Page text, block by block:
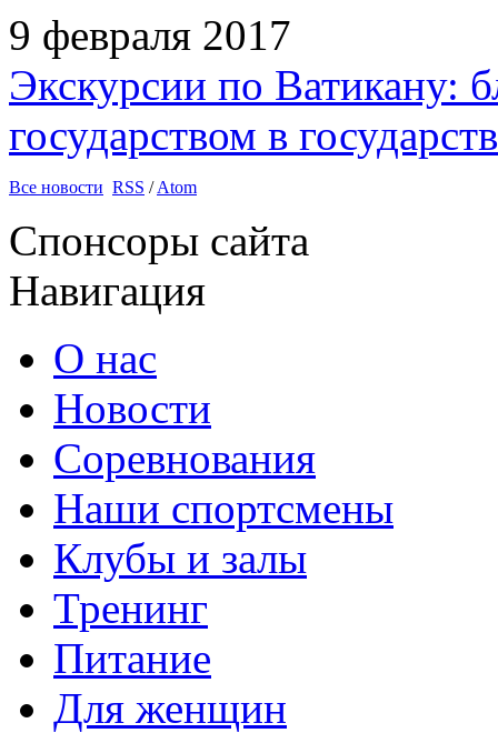
9 февраля 2017
Экскурсии по Ватикану:
государством в
Все новости RSS /Atom
Спонсоры сайта
Навигация
О нас
Новости
Соревнования
Наши спортсмены
Клубы и залы
Тренинг
Питание
Для женщин